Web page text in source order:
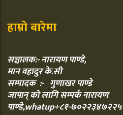
हाम्रो बारेमा
सञ्चालक:- नारायण पाण्डे,
मान वहादुर के.सी
सम्पादक :- गुणाखर पाण्डे
जापान् को लागि सम्पर्क नारायण
पाण्डे,whatup+८१-७०२२३४७२२५